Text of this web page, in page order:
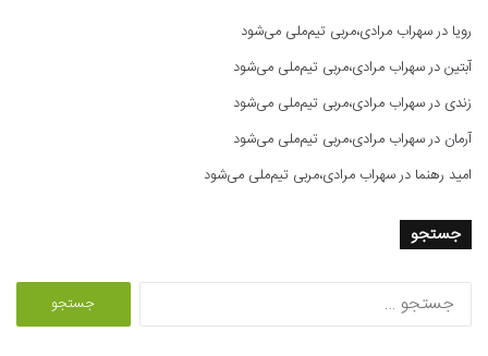
رویا درسهراب مرادی،مربی تیم‌ملی می‌شود
آبتیندرسهراب مرادی،مربی تیم‌ملی می‌شود
زندی درسهراب مرادی،مربی تیم‌ملی می‌شود
آرمان درسهراب مرادی،مربی تیم‌ملی می‌شود
امید رهنما درسهراب مرادی،مربی تیم‌ملی می‌شود
جستجو